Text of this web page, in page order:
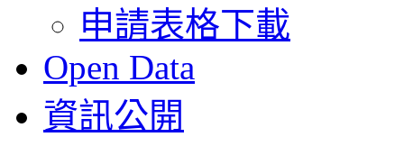
申請表格下載
Open Data
資訊公開